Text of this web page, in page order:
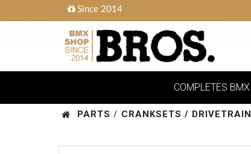
Since 2014
COMPLETES BMX
PARTS / CRANKSETS / DRIVETRAIN